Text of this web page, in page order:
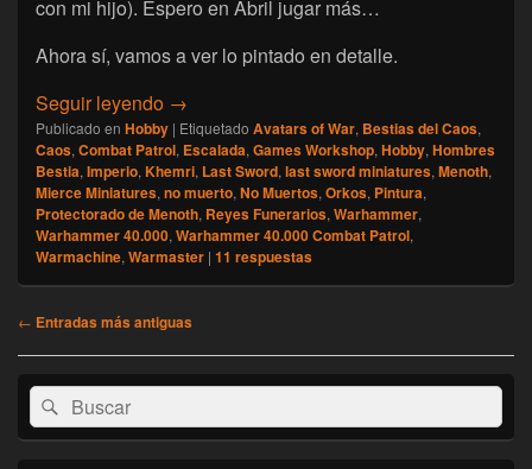
con mi hijo). Espero en Abril jugar más…
Ahora sí, vamos a ver lo pintado en detalle.
Seguir leyendo [Escalada] Namarie, Marzo 2026
→
Publicado en Hobby | Etiquetado Avatars of War, Bestias del Caos,
Caos, Combat Patrol, Escalada, Games Workshop, Hobby, Hombres
Bestia, Imperio, Khemri, Last Sword, last sword miniatures, Menoth,
Mierce Miniatures, no muerto, No Muertos, Orkos, Pintura,
Protectorado de Menoth, Reyes Funerarios, Warhammer,
Warhammer 40.000, Warhammer 40.000 Combat Patrol,
Warmachine, Warmaster | 11 respuestas
Navegación
← Entradas más antiguas
El
área
de
Buscar
por:
Buscar